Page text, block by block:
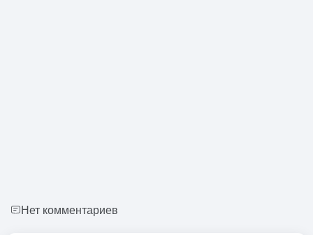
Нет комментариев